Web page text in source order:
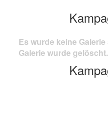
Es wurde keine
Galerie wurde gelöscht.